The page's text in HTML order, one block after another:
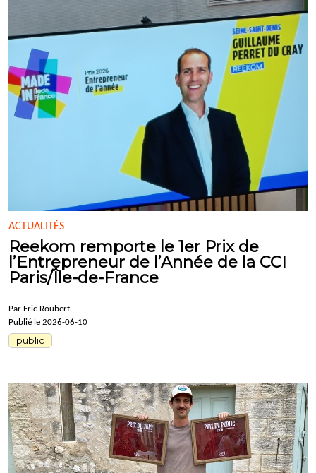
ACTUALITÉS
Reekom remporte le 1er Prix de
l’Entrepreneur de l’Année de la CCI
Paris/Île-de-France
Par Eric Roubert
Publié le 2026-06-10
public